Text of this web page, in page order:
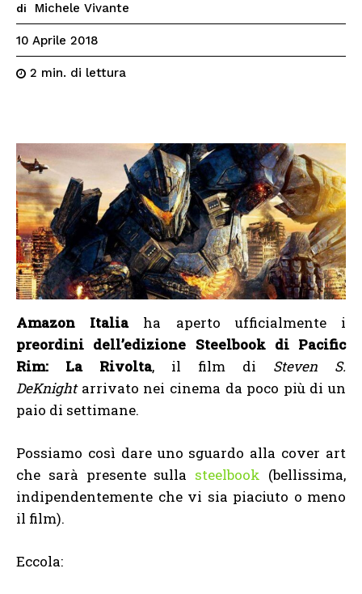
di Michele Vivante
10 Aprile 2018
2 min. di lettura
Amazon Italiaha aperto ufficialmente i
preordini dell’edizione Steelbook di Pacific
Rim: La Rivolta, il film di Steven S.
DeKnight arrivato nei cinema da poco più di un
paio di settimane.
Possiamo così dare uno sguardo alla cover art
che sarà presente sulla steelbook (bellissima,
indipendentemente che vi sia piaciuto o meno
il film).
Eccola: